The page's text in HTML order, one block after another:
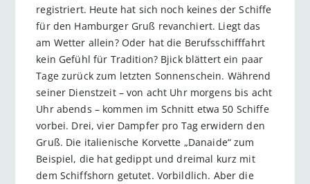
registriert. Heute hat sich noch keines der Schiffe
für den Hamburger Gruß revanchiert. Liegt das
am Wetter allein? Oder hat die Berufsschifffahrt
kein Gefühl für Tradition? Bjick blättert ein paar
Tage zurück zum letzten Sonnenschein. Während
seiner Dienstzeit – von acht Uhr morgens bis acht
Uhr abends – kommen im Schnitt etwa 50 Schiffe
vorbei. Drei, vier Dampfer pro Tag erwidern den
Gruß. Die italienische Korvette „Danaide“ zum
Beispiel, die hat gedippt und dreimal kurz mit
dem Schiffshorn getutet. Vorbildlich. Aber die